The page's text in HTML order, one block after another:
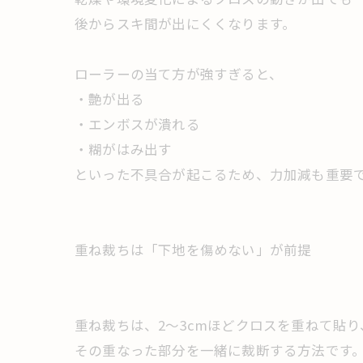
後からスキ間が出にくくなります。
ローラーの当て方が強すぎると、
・艶が出る
・エンボスが潰れる
・糊がはみ出す
といった不具合が起こるため、力加減も重要で
重ね裁ちは「下地を傷めない」が前提
重ね裁ちは、2〜3cmほどクロスを重ねて貼り
その重なった部分を一緒に裁断する方法です。